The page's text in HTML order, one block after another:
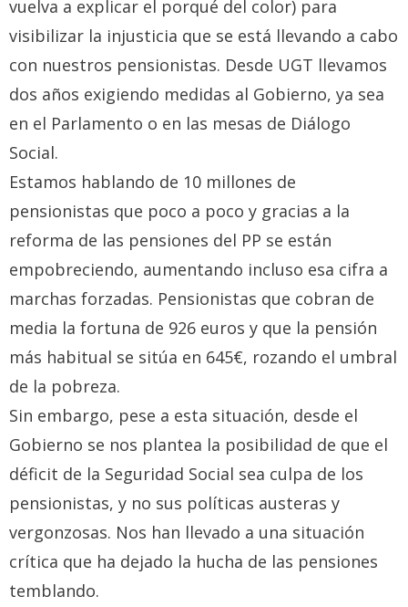
vuelva a explicar el porqué del color) para
visibilizar la injusticia que se está llevando a cabo
con nuestros pensionistas. Desde UGT llevamos
dos años exigiendo medidas al Gobierno, ya sea
en el Parlamento o en las mesas de Diálogo
Social.
Estamos hablando de 10 millones de
pensionistas que poco a poco y gracias a la
reforma de las pensiones del PP se están
empobreciendo, aumentando incluso esa cifra a
marchas forzadas. Pensionistas que cobran de
media la fortuna de 926 euros y que la pensión
más habitual se sitúa en 645€, rozando el umbral
de la pobreza.
Sin embargo, pese a esta situación, desde el
Gobierno se nos plantea la posibilidad de que el
déficit de la Seguridad Social sea culpa de los
pensionistas, y no sus políticas austeras y
vergonzosas. Nos han llevado a una situación
crítica que ha dejado la hucha de las pensiones
temblando.